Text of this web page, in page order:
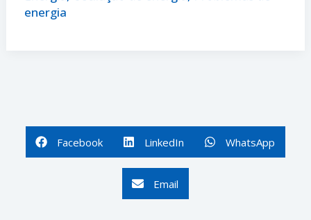
energia
Facebook LinkedIn WhatsApp
Email